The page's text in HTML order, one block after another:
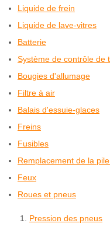
Liquide de frein
Liquide de lave-vitres
Batterie
Système de contrôle de
Bougies d'allumage
Filtre à air
Balais d'essuie-glaces
Freins
Fusibles
Remplacement de la
Feux
Roues et pneus
Pression des pneus